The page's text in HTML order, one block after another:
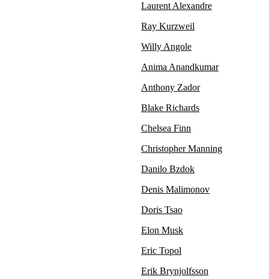
Laurent Alexandre
Ray Kurzweil
Willy Angole
Anima Anandkumar
Anthony Zador
Blake Richards
Chelsea Finn
Christopher Manning
Danilo Bzdok
Denis Malimonov
Doris Tsao
Elon Musk
Eric Topol
Erik Brynjolfsson